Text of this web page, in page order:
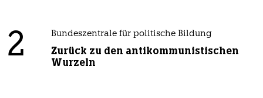
2 Bundeszentrale für politische Bildung
Zurück zu den antikommunistischen
Wurzeln